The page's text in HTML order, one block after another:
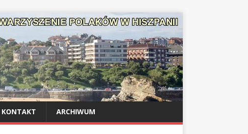
KONTAKT ARCHIWUM